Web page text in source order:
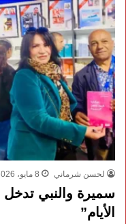
لحسن شرماني 8 مايو، 2026
سميرة والنبي تدخل
الأيام”